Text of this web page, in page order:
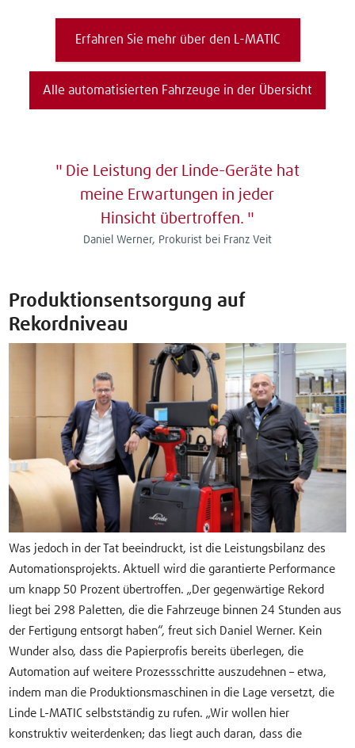
Erfahren Sie mehr über den L-MATIC
Alle automatisierten Fahrzeuge in der Übersicht
Die Leistung der Linde-Geräte hat
meine Erwartungen in jeder
Hinsicht übertroffen.
Daniel Werner, Prokurist bei Franz Veit
Produktionsentsorgung auf
Rekordniveau
Was jedoch in der Tat beeindruckt, ist die Leistungsbilanz des
Automationsprojekts. Aktuell wird die garantierte Performance
um knapp 50 Prozent übertroffen. „Der gegenwärtige Rekord
liegt bei 298 Paletten, die die Fahrzeuge binnen 24 Stunden aus
der Fertigung entsorgt haben“, freut sich Daniel Werner. Kein
Wunder also, dass die Papierprofis bereits überlegen, die
Automation auf weitere Prozessschritte auszudehnen – etwa,
indem man die Produktionsmaschinen in die Lage versetzt, die
Linde L-MATIC selbstständig zu rufen. „Wir wollen hier
konstruktiv weiterdenken; das liegt auch daran, dass die